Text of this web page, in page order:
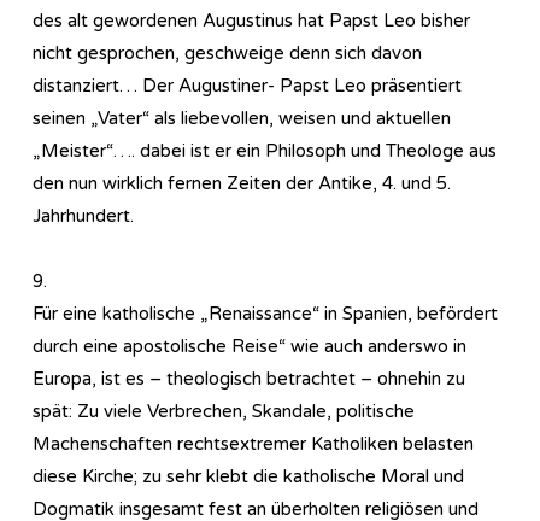
des alt gewordenen Augustinus hat Papst Leo bisher
nicht gesprochen, geschweige denn sich davon
distanziert… Der Augustiner- Papst Leo präsentiert
seinen „Vater“ als liebevollen, weisen und aktuellen
„Meister“…. dabei ist er ein Philosoph und Theologe aus
den nun wirklich fernen Zeiten der Antike, 4. und 5.
Jahrhundert.
9.
Für eine katholische „Renaissance“ in Spanien, befördert
durch eine apostolische Reise“ wie auch anderswo in
Europa, ist es – theologisch betrachtet – ohnehin zu
spät: Zu viele Verbrechen, Skandale, politische
Machenschaften rechtsextremer Katholiken belasten
diese Kirche; zu sehr klebt die katholische Moral und
Dogmatik insgesamt fest an überholten religiösen und